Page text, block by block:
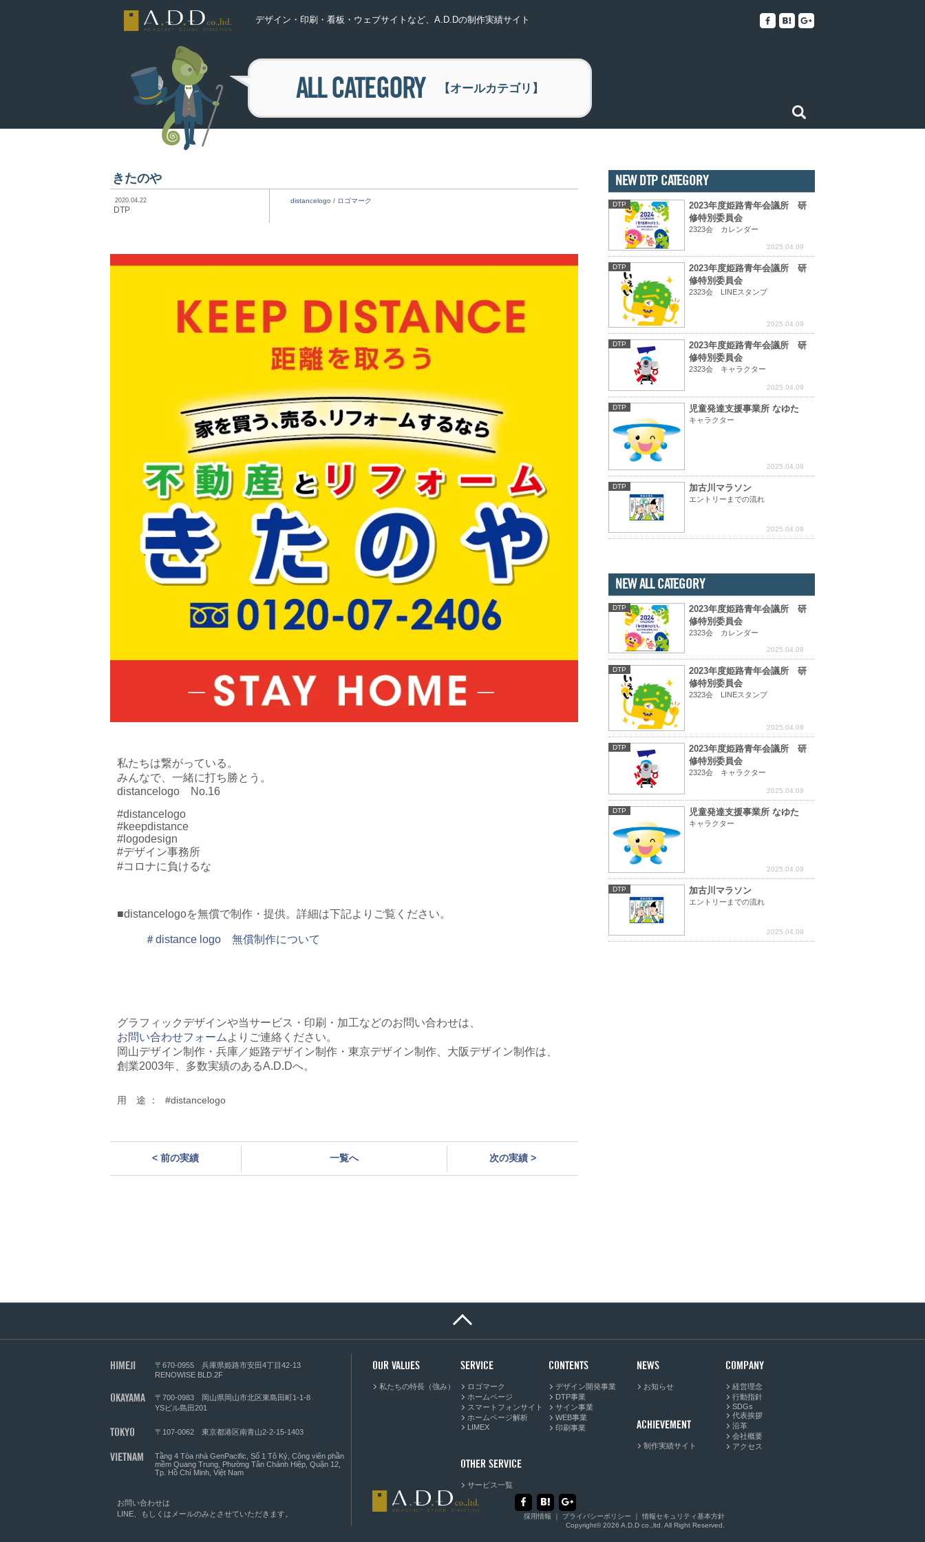
デザイン・印刷・看板・ウェブサイトなど、A.D.Dの制作実績サイト
ALL CATEGORY 【オールカテゴリ】
きたのや
2020.04.22
DTP
distancelogo / ロゴマーク
私たちは繋がっている。
みんなで、一緒に打ち勝とう。
distancelogo No.16
#distancelogo
#keepdistance
#logodesign
#デザイン事務所
#コロナに負けるな
■distancelogoを無償で制作・提供。詳細は下記よりご覧ください。
＃distance logo 無償制作について
グラフィックデザインや当サービス・印刷・加工などのお問い合わせは、
お問い合わせフォーム よりご連絡ください。
岡山デザイン制作・兵庫／姫路デザイン制作・東京デザイン制作、大阪デザイン制作は、
創業2003年、多数実績のあるA.D.Dへ。
用 途 ： #distancelogo
< 前の実績 一覧へ 次の実績 >
NEW DTP CATEGORY
DTP
2023年度姫路青年会議所 研
修特別委員会
2323会 カレンダー
2025.04.09
DTP
2023年度姫路青年会議所 研
修特別委員会
2323会 LINEスタンプ
2025.04.09
DTP
2023年度姫路青年会議所 研
修特別委員会
2323会 キャラクター
2025.04.09
DTP 児童発達支援事業所 なゆた
キャラクター
2025.04.09
DTP 加古川マラソン
エントリーまでの流れ
2025.04.09
NEW ALL CATEGORY
DTP
2023年度姫路青年会議所 研
修特別委員会
2323会 カレンダー
2025.04.09
DTP
2023年度姫路青年会議所 研
修特別委員会
2323会 LINEスタンプ
2025.04.09
DTP
2023年度姫路青年会議所 研
修特別委員会
2323会 キャラクター
2025.04.09
DTP 児童発達支援事業所 なゆた
キャラクター
2025.04.09
DTP 加古川マラソン
エントリーまでの流れ
2025.04.09
HIMEJI 〒670-0955 兵庫県姫路市安田4丁目42-13
RENOWISE BLD.2F
OKAYAMA 〒700-0983
岡山県岡山市北区東島田町1-1-8
YSビル島田201
TOKYO 〒107-0062 東京都港区南青山2-2-15-1403
VIETNAM
Tầng 4 Tòa nhà GenPacific, Số 1 Tô Ký, Công viên phần
mềm Quang Trung, Phường Tân Chánh Hiệp, Quận 12,
Tp. Hồ Chí Minh, Việt Nam
お問い合わせは
LINE 、もしくは メールのみとさせていただきます。
OUR VALUES
私たちの特長（強み）
SERVICE
ロゴマーク
ホームページ
スマートフォンサイト
ホームページ解析
LIMEX
OTHER SERVICE
サービス一覧
CONTENTS
デザイン開発事業
DTP事業
サイン事業
WEB事業
印刷事業
NEWS
お知らせ
ACHIEVEMENT
制作実績サイト
COMPANY
経営理念
行動指針
SDGs
代表挨拶
沿革
会社概要
アクセス
採用情報 プライバシーポリシー ｜情報セキュリティ基本方針
Copyright© 2026 A.D.D co.,ltd. All Right Reserved.